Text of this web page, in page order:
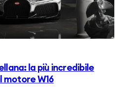
la più incredibile
motore W16